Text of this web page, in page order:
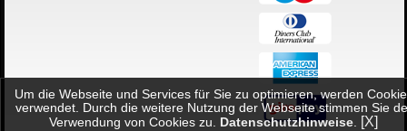
Um die Webseite und Services für Sie zu optimieren, werden
verwendet. Durch die weitere Nutzung der Webseite stimmen Sie
Verwendung von Cookies zu. Datenschutzhinweise [X]